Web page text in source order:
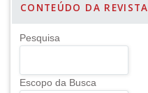
CONTEÚDO DA REVISTA
Pesquisa
Escopo da Busca